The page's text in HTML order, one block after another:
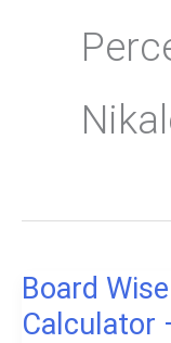
Board
Calculator